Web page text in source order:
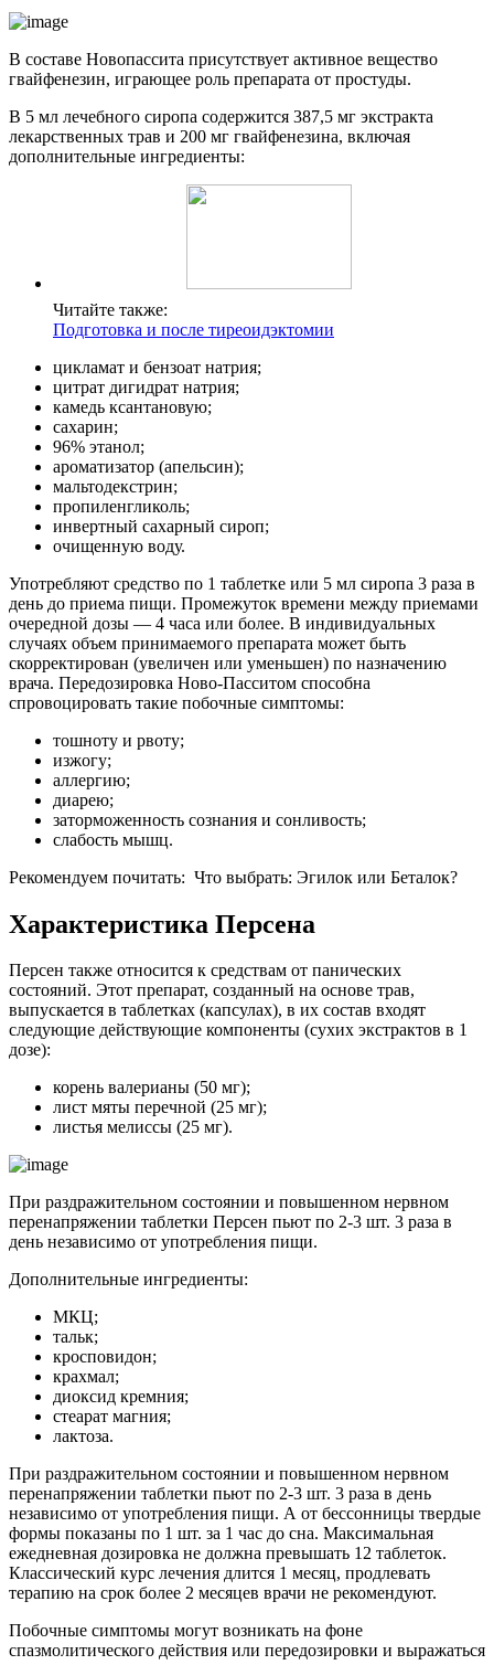
В составе Новопассита присутствует активное вещество
гвайфенезин, играющее роль препарата от простуды.
В 5 мл лечебного сиропа содержится 387,5 мг экстракта
лекарственных трав и 200 мг гвайфенезина, включая
дополнительные ингредиенты:
Читайте также:
Подготовка и после тиреоидэктомии
цикламат и бензоат натрия;
цитрат дигидрат натрия;
камедь ксантановую;
сахарин;
96% этанол;
ароматизатор (апельсин);
мальтодекстрин;
пропиленгликоль;
инвертный сахарный сироп;
очищенную воду.
Употребляют средство по 1 таблетке или 5 мл сиропа 3 раза в
день до приема пищи. Промежуток времени между приемами
очередной дозы — 4 часа или более. В индивидуальных
случаях объем принимаемого препарата может быть
скорректирован (увеличен или уменьшен) по назначению
врача. Передозировка Ново-Пасситом способна
спровоцировать такие побочные симптомы:
тошноту и рвоту;
изжогу;
аллергию;
диарею;
заторможенность сознания и сонливость;
слабость мышц.
Рекомендуем почитать: Что выбрать: Эгилок или Беталок?
Характеристика Персена
Персен также относится к средствам от панических
состояний. Этот препарат, созданный на основе трав,
выпускается в таблетках (капсулах), в их состав входят
следующие действующие компоненты (сухих экстрактов в 1
дозе):
корень валерианы (50 мг);
лист мяты перечной (25 мг);
листья мелиссы (25 мг).
При раздражительном состоянии и повышенном нервном
перенапряжении таблетки Персен пьют по 2-3 шт. 3 раза в
день независимо от употребления пищи.
Дополнительные ингредиенты:
МКЦ;
тальк;
кросповидон;
крахмал;
диоксид кремния;
стеарат магния;
лактоза.
При раздражительном состоянии и повышенном нервном
перенапряжении таблетки пьют по 2-3 шт. 3 раза в день
независимо от употребления пищи. А от бессонницы твердые
формы показаны по 1 шт. за 1 час до сна. Максимальная
ежедневная дозировка не должна превышать 12 таблеток.
Классический курс лечения длится 1 месяц, продлевать
терапию на срок более 2 месяцев врачи не рекомендуют.
Побочные симптомы могут возникать на фоне
спазмолитического действия или передозировки и выражаться